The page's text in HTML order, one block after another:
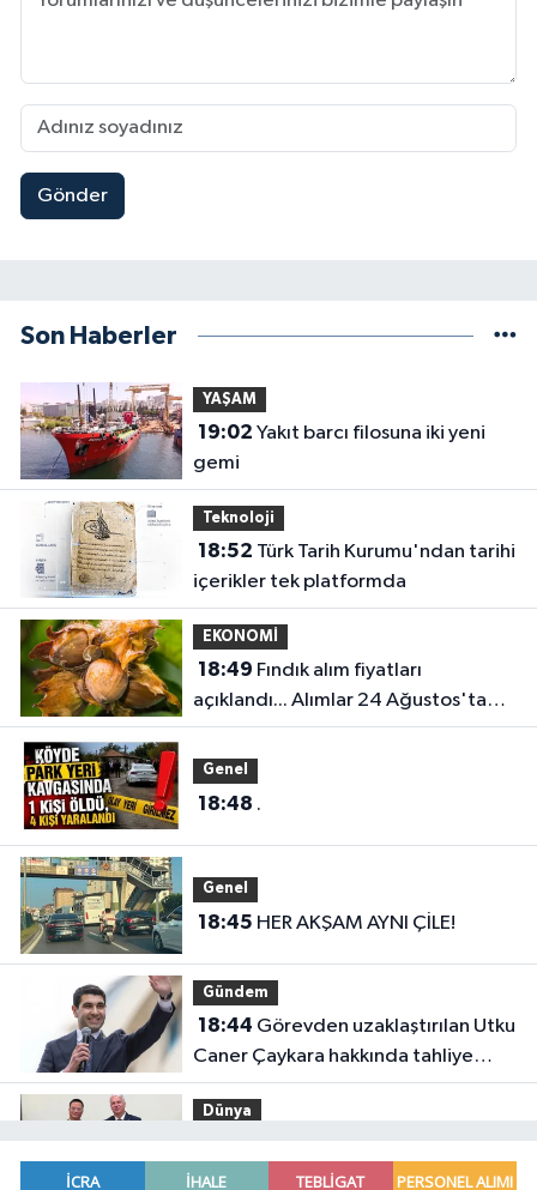
Gönder
Son Haberler
YAŞAM
19:02
gemi
Teknoloji
18:52
içerikler tek platformda
EKONOMİ
18:49
açıklandı... Alımlar 24 Ağustos'ta
başlıyor
Genel
18:48 .
Genel
18:45 HER AKŞAM AYNI ÇİLE!
Gündem
18:44
Caner Çaykara hakkında tahliye
kararı
Dünya
'hava'da yeni dönem... Sefer